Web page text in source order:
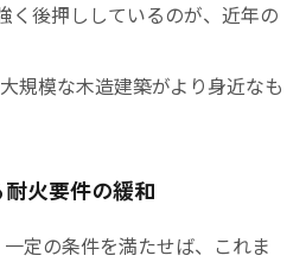
く後押ししているのが、近年の
規模な木造建築がより身近なも
火要件の緩和
定の条件を満たせば、これま